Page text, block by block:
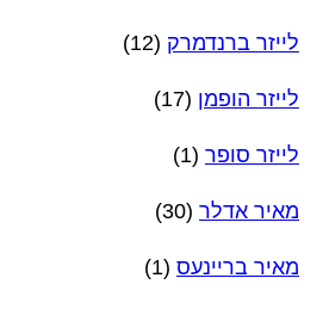
לייזר ברנדמרק (12)
לייזר הופמן (17)
לייזר סופר (1)
מאיר אדלר (30)
מאיר בריינעס (1)